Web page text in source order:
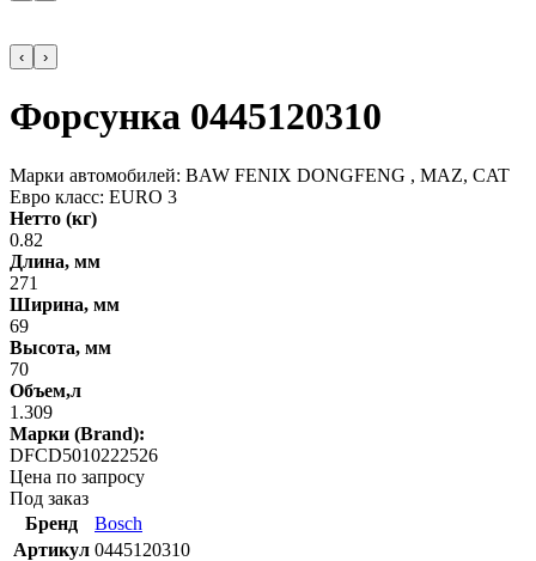
‹ ›
Форсунка 0445120310
Марки автомобилей: BAW FENIX DONGFENG , MAZ, CAT
Евро класс: EURO 3
Нетто (кг)
0.82
Длина, мм
271
Ширина, мм
69
Высота, мм
70
Объем,л
1.309
Марки (Brand):
DFCD5010222526
Цена по запросу
Под заказ
Бренд
Bosch
Артикул 0445120310